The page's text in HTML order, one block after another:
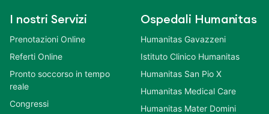
I nostri Servizi
Prenotazioni Online
Referti Online
Pronto soccorso in tempo
reale
Congressi
Ospedali Humanitas
Humanitas Gavazzeni
Istituto Clinico Humanitas
Humanitas San Pio X
Humanitas Medical Care
Humanitas Mater Domini